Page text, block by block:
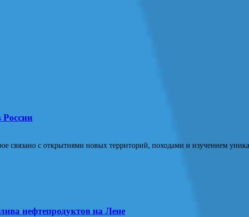
связано с открытиями новых территорий, походами и изучением
нефтепродуктов на Лене